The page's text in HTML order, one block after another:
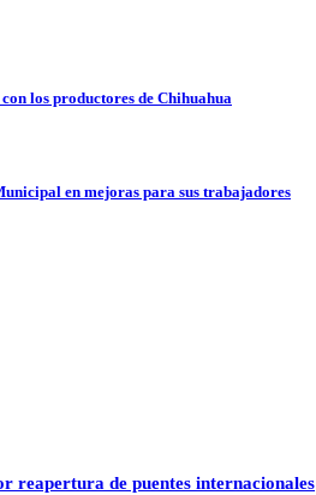
los productores de Chihuahua
en mejoras para sus trabajadores
reapertura de puentes internacionales